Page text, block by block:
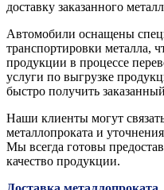
доставку заказанного
Автомобили оснащены
транспортировки металла,
продукции в процессе
услуги по выгрузке
быстро получить
Наши клиенты могут
металлопроката и
Мы всегда готовы
качество продукции.